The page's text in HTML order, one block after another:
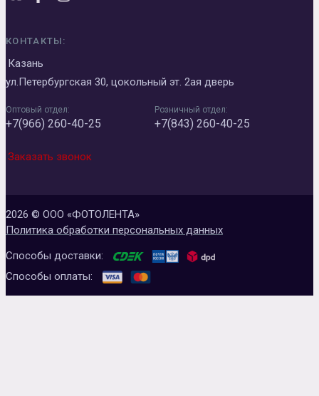
КОНТАКТЫ:
Казань
ул.Петербургская 30, цокольный эт. 2ая дверь
Оптовый отдел:
+7(966) 260-40-25
Розничный отдел:
+7(843) 260-40-25
Заказать звонок
2026 © ООО «ФОТОЛЕНТА»
Политика обработки персональных данных
Способы доставки:
Способы оплаты: